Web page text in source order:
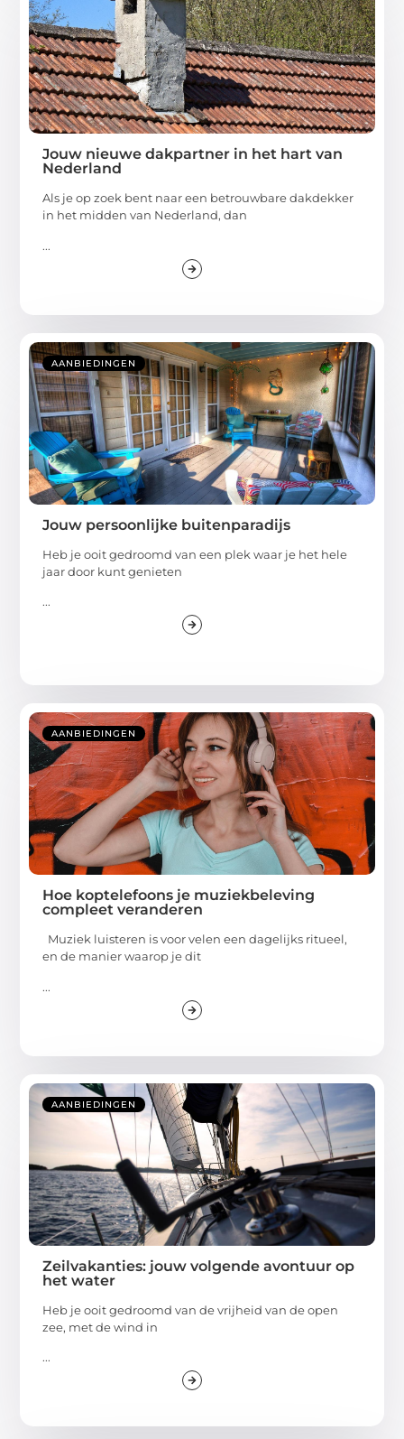
Jouw nieuwe dakpartner in het hart van
Nederland
Als je op zoek bent naar een betrouwbare dakdekker
in het midden van Nederland, dan
...
AANBIEDINGEN
Jouw persoonlijke buitenparadijs
Heb je ooit gedroomd van een plek waar je het hele
jaar door kunt genieten
...
AANBIEDINGEN
Hoe koptelefoons je muziekbeleving
compleet veranderen
Muziek luisteren is voor velen een dagelijks ritueel,
en de manier waarop je dit
...
AANBIEDINGEN
Zeilvakanties: jouw volgende avontuur op
het water
Heb je ooit gedroomd van de vrijheid van de open
zee, met de wind in
...